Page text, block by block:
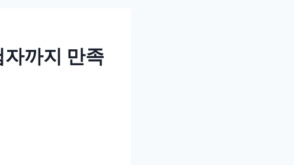
까지 만족